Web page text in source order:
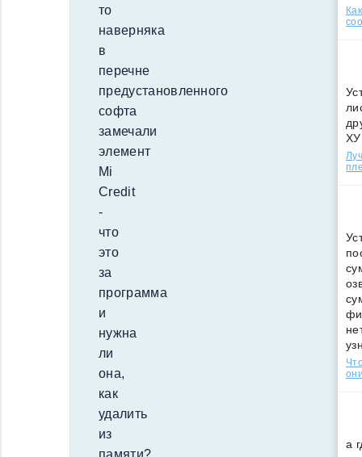
то
наверняка
в
перечне
предустановленного
софта
замечали
элемент
Mi
Credit
-
что
это
за
программа
и
нужна
ли
она,
как
удалить
из
а